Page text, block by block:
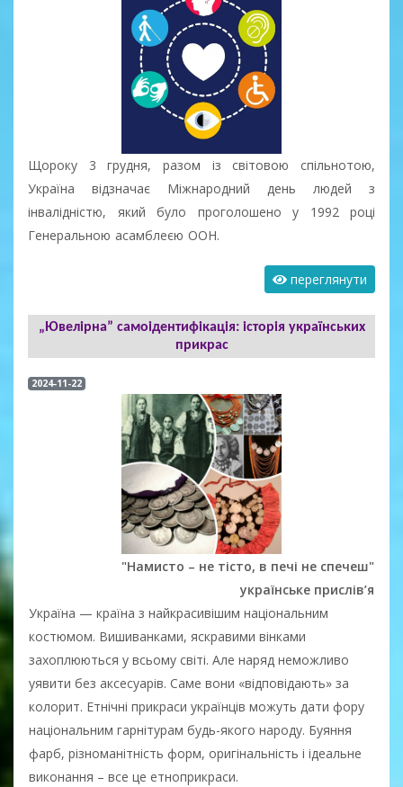
Щороку 3 грудня, разом із світовою спільнотою,
Україна відзначає Міжнародний день людей з
інвалідністю, який було проголошено у 1992 році
Генеральною асамблеєю ООН.
переглянути
„Ювелірна” самоідентифікація: історія українських
прикрас
2024-11-22
"Намисто – не тісто, в печі не спечеш"
українське прислів’я
Україна — країна з найкрасивішим національним
костюмом. Вишиванками, яскравими вінками
захоплюються у всьому світі. Але наряд неможливо
уявити без аксесуарів. Саме вони «відповідають» за
колорит. Етнічні прикраси українців можуть дати фору
національним гарнітурам будь-якого народу. Буяння
фарб, різноманітність форм, оригінальність і ідеальне
виконання – все це етноприкраси.